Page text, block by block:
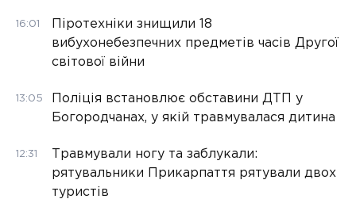
16:01
Піротехніки знищили 18
вибухонебезпечних предметів часів Другої
світової війни
13:05
Поліція встановлює обставини ДТП у
Богородчанах, у якій травмувалася дитина
12:31
Травмували ногу та заблукали:
рятувальники Прикарпаття рятували двох
туристів